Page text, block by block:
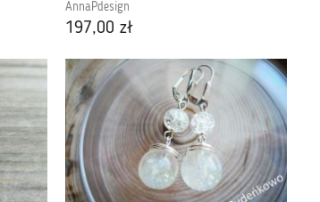
AnnaPdesign
197,00 zł